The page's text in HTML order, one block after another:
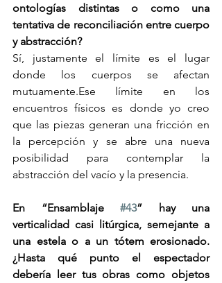
ontologías distintas o como una
tentativa de reconciliación entre cuerpo
y abstracción?
Sí, justamente el límite es el lugar
donde los cuerpos se afectan
mutuamente.Ese límite en los
encuentros físicos es donde yo creo
que las piezas generan una fricción en
la percepción y se abre una nueva
posibilidad para contemplar la
abstracción del vacío y la presencia.
En “Ensamblaje #43” hay una
verticalidad casi litúrgica, semejante a
una estela o a un tótem erosionado.
¿Hasta qué punto el espectador
debería leer tus obras como objetos